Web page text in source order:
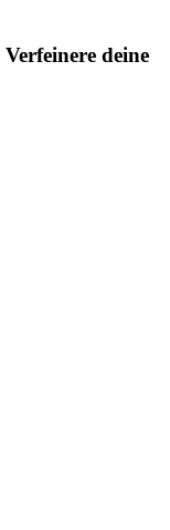
Verfeinere deine